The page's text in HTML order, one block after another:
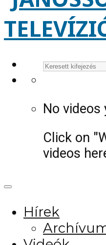
No videos
Click on
videos
Hírek